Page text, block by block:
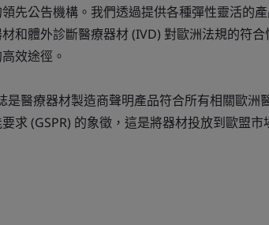
先公告機構。我們透過提供各種彈性靈活的
和體外診斷醫療器材 (IVD) 對歐洲法規的符
效途徑。
是醫療器材製造商聲明產品符合所有相關歐洲
求 (GSPR) 的象徵，這是將器材投放到歐盟市